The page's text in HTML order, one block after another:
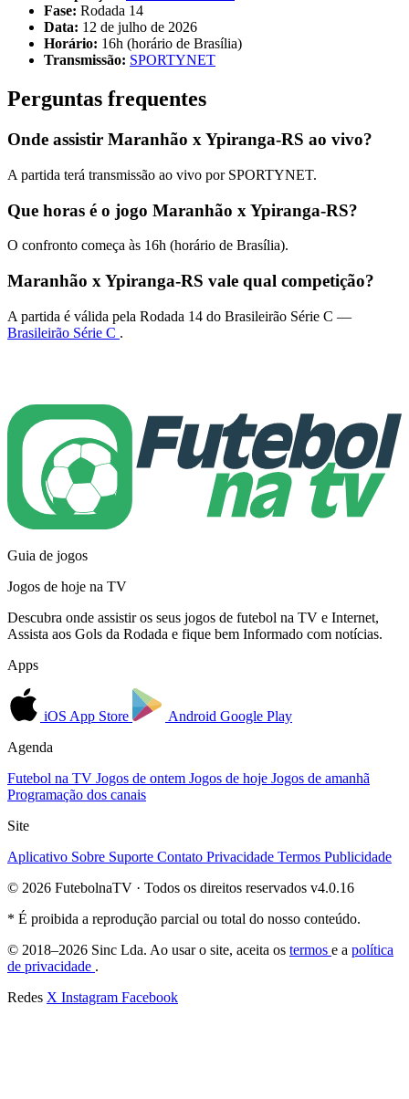
Fase: Rodada 14
Data: 12 de julho de 2026
Horário: 16h (horário de Brasília)
Transmissão: SPORTYNET
Perguntas frequentes
Onde assistir Maranhão x Ypiranga-RS ao vivo?
A partida terá transmissão ao vivo por SPORTYNET.
Que horas é o jogo Maranhão x Ypiranga-RS?
O confronto começa às 16h (horário de Brasília).
Maranhão x Ypiranga-RS vale qual competição?
A partida é válida pela Rodada 14 do Brasileirão Série C —
Brasileirão Série C .
Guia de jogos
Jogos de hoje na TV
Descubra onde assistir os seus jogos de futebol na TV e Internet,
Assista aos Gols da Rodada e fique bem Informado com notícias.
Apps
iOS App Store Android Google Play
Agenda
Futebol na TV Jogos de ontem Jogos de hoje Jogos de amanhã
Programação dos canais
Site
Aplicativo Sobre Suporte Contato Privacidade Termos Publicidade
© 2026 FutebolnaTV · Todos os direitos reservados v4.0.16
* É proibida a reprodução parcial ou total do nosso conteúdo.
© 2018–2026 Sinc Lda. Ao usar o site, aceita os termos e a política
de privacidade .
Redes X Instagram Facebook